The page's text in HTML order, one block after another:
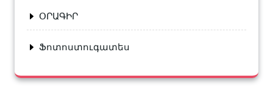
ՕՐԱԳԻՐ
Ֆոտոստուգատես